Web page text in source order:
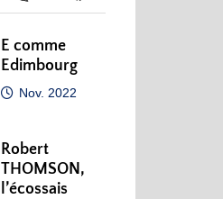
E comme
Edimbourg
Nov. 2022
Robert
THOMSON,
l’écossais